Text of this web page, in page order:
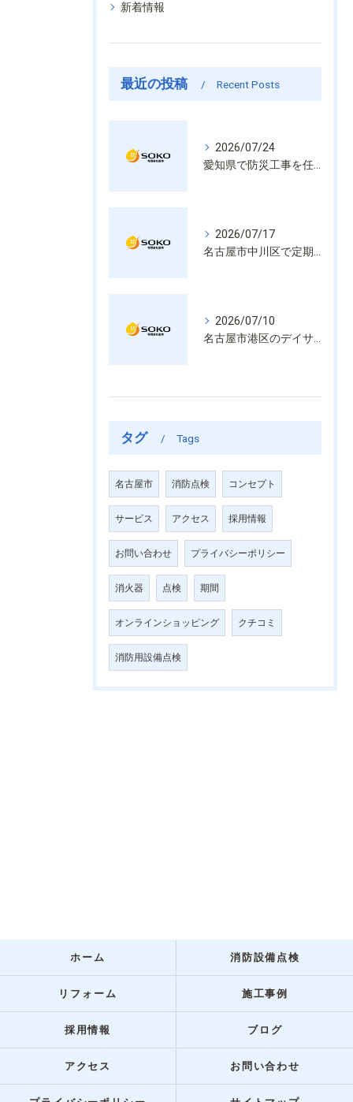
新着情報
最近の投稿 Recent Posts
2026/07/24
2026/07/17
2026/07/10
タグ Tags
名古屋市 消防点検 コンセプト
サービス アクセス 採用情報
お問い合わせ プライバシーポリシー
消火器 点検 期間
オンラインショッピング クチコミ
消防用設備点検
ホーム 消防設備点検
リフォーム 施工事例
採用情報 ブログ
アクセス お問い合わせ